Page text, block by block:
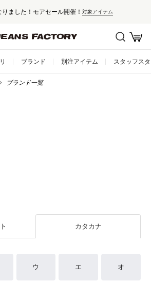
ました！モアセール開催！ 対象アイテム
ブランド 別注アイテム スタッフス
ブランド一覧
カタカナ
ウ エ オ